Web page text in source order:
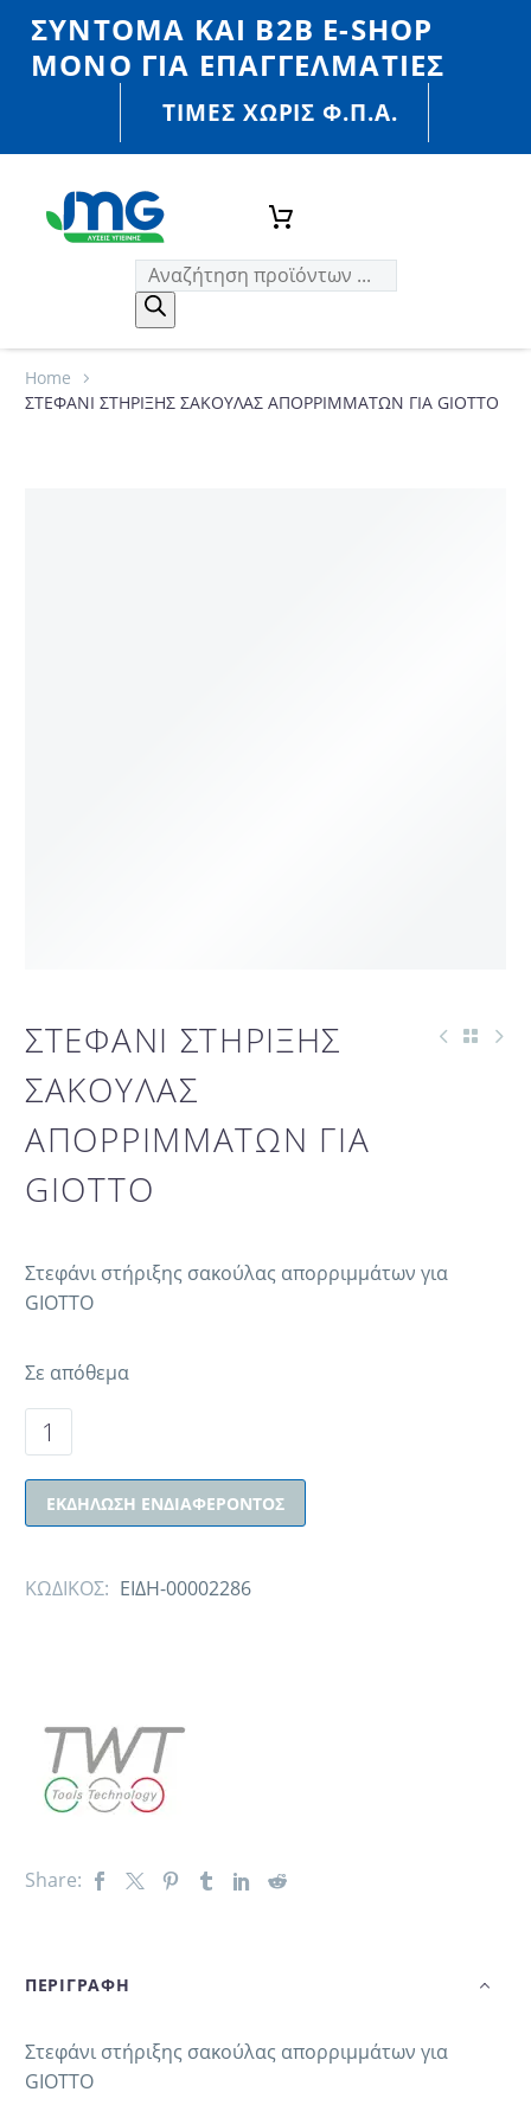
ΣΎΝΤΟΜΑ ΚΑΙ Β2Β E-SHOP
MONO ΓΙΑ ΕΠΑΓΓΕΛΜΑΤΊΕΣ
ΤΙΜΈΣ ΧΩΡΙΣ Φ.Π.Α.
Home
ΣΤΕΦΑΝΙ ΣΤΗΡΙΞΗΣ ΣΑΚΟΥΛΑΣ ΑΠΟΡΡΙΜΜΑΤΩΝ ΓΙΑ GIOTTO
ΣΤΕΦΑΝΙ ΣΤΗΡΙΞΗΣ
ΣΑΚΟΥΛΑΣ
ΑΠΟΡΡΙΜΜΑΤΩΝ ΓΙΑ
GIOTTO
Στεφάνι στήριξης σακούλας απορριμμάτων για
GIOTTO
Σε απόθεμα
ΕΚΔΉΛΩΣΗ ΕΝΔΙΑΦΈΡΟΝΤΟΣ
ΚΩΔΙΚΟΣ: ΕΙΔΗ-00002286
Share:
ΠΕΡΙΓΡΑΦΗ
Στεφάνι στήριξης σακούλας απορριμμάτων για
GIOTTO